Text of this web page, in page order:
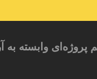
پروژه‌ای وابسته